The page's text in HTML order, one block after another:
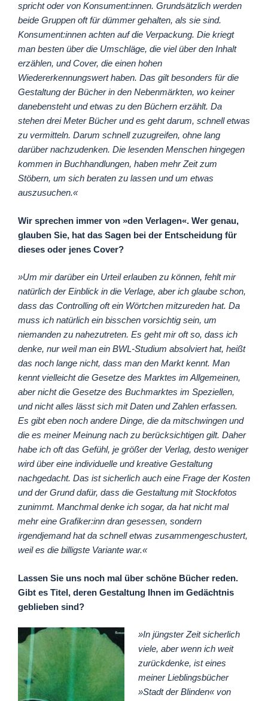
spricht oder von Konsument:innen. Grundsätzlich werden
beide Gruppen oft für dümmer gehalten, als sie sind.
Konsument:innen achten auf die Verpackung. Die kriegt
man besten über die Umschläge, die viel über den Inhalt
erzählen, und Cover, die einen hohen
Wiedererkennungswert haben. Das gilt besonders für die
Gestaltung der Bücher in den Nebenmärkten, wo keiner
danebensteht und etwas zu den Büchern erzählt. Da
stehen drei Meter Bücher und es geht darum, schnell etwas
zu vermitteln. Darum schnell zuzugreifen, ohne lang
darüber nachzudenken. Die lesenden Menschen hingegen
kommen in Buchhandlungen, haben mehr Zeit zum
Stöbern, um sich beraten zu lassen und um etwas
auszusuchen.«
Wir sprechen immer von »den Verlagen«. Wer genau,
glauben Sie, hat das Sagen bei der Entscheidung für
dieses oder jenes Cover?
»Um mir darüber ein Urteil erlauben zu können, fehlt mir
natürlich der Einblick in die Verlage, aber ich glaube schon,
dass das Controlling oft ein Wörtchen mitzureden hat. Da
muss ich natürlich ein bisschen vorsichtig sein, um
niemanden zu nahezutreten. Es geht mir oft so, dass ich
denke, nur weil man ein BWL-Studium absolviert hat, heißt
das noch lange nicht, dass man den Markt kennt. Man
kennt vielleicht die Gesetze des Marktes im Allgemeinen,
aber nicht die Gesetze des Buchmarktes im Speziellen,
und nicht alles lässt sich mit Daten und Zahlen erfassen.
Es gibt eben noch andere Dinge, die da mitschwingen und
die es meiner Meinung nach zu berücksichtigen gilt. Daher
habe ich oft das Gefühl, je größer der Verlag, desto weniger
wird über eine individuelle und kreative Gestaltung
nachgedacht. Das ist sicherlich auch eine Frage der Kosten
und der Grund dafür, dass die Gestaltung mit Stockfotos
zunimmt. Manchmal denke ich sogar, da hat nicht mal
mehr eine Grafiker:inn dran gesessen, sondern
irgendjemand hat da schnell etwas zusammengeschustert,
weil es die billigste Variante war.«
Lassen Sie uns noch mal über schöne Bücher reden.
Gibt es Titel, deren Gestaltung Ihnen im Gedächtnis
geblieben sind?
»In jüngster Zeit sicherlich
viele, aber wenn ich weit
zurückdenke, ist eines
meiner Lieblingsbücher
»Stadt der Blinden« von